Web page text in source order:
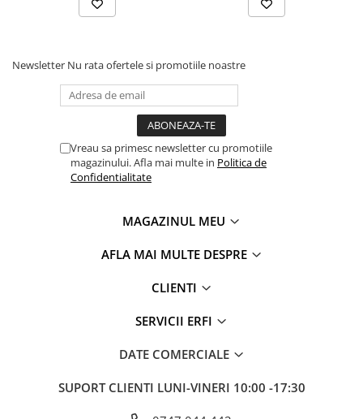
Newsletter Nu rata ofertele si promotiile noastre
Vreau sa primesc newsletter cu promotiile
magazinului. Afla mai multe in Politica de
Confidentialitate
MAGAZINUL MEU
AFLA MAI MULTE DESPRE
CLIENTI
SERVICII ERFI
DATE COMERCIALE
SUPORT CLIENTI LUNI-VINERI 10:00 -17:30